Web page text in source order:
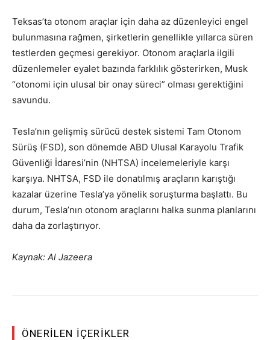
Teksas’ta otonom araçlar için daha az düzenleyici engel
bulunmasına rağmen, şirketlerin genellikle yıllarca süren
testlerden geçmesi gerekiyor. Otonom araçlarla ilgili
düzenlemeler eyalet bazında farklılık gösterirken, Musk
“otonomi için ulusal bir onay süreci” olması gerektiğini
savundu.
Tesla’nın gelişmiş sürücü destek sistemi Tam Otonom
Sürüş (FSD), son dönemde ABD Ulusal Karayolu Trafik
Güvenliği İdaresi’nin (NHTSA) incelemeleriyle karşı
karşıya. NHTSA, FSD ile donatılmış araçların karıştığı
kazalar üzerine Tesla’ya yönelik soruşturma başlattı. Bu
durum, Tesla’nın otonom araçlarını halka sunma planlarını
daha da zorlaştırıyor.
Kaynak: Al Jazeera
ÖNERILEN İÇERIKLER